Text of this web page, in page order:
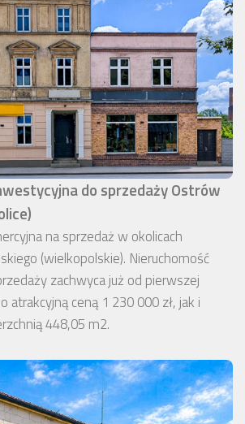
do sprzedaży Ostrów
na sprzedaż w okolicach
(wielkopolskie). Nieruchomość
zachwyca już od pierwszej
atrakcyjną ceną 1 230 000 zł, jak i
448,05 m2.